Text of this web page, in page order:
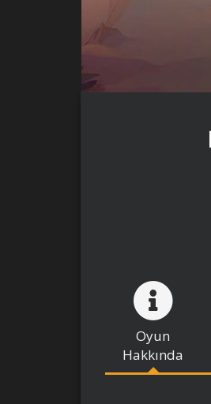
Oyun
Hakkında